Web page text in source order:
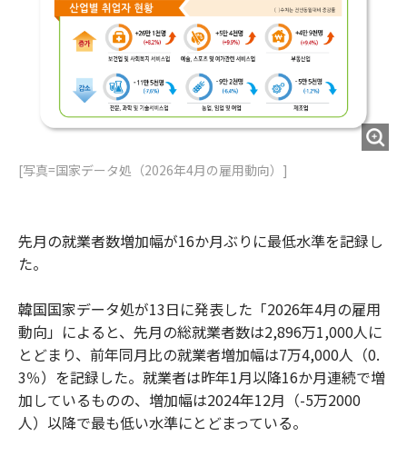
[写真=国家データ処（2026年4月の雇用動向）]
先月の就業者数増加幅が16か月ぶりに最低水準を記録し
た。
韓国国家データ処が13日に発表した「2026年4月の雇用
動向」によると、先月の総就業者数は2,896万1,000人に
とどまり、前年同月比の就業者増加幅は7万4,000人（0.
3％）を記録した。就業者は昨年1月以降16か月連続で増
加しているものの、増加幅は2024年12月（-5万2000
人）以降で最も低い水準にとどまっている。